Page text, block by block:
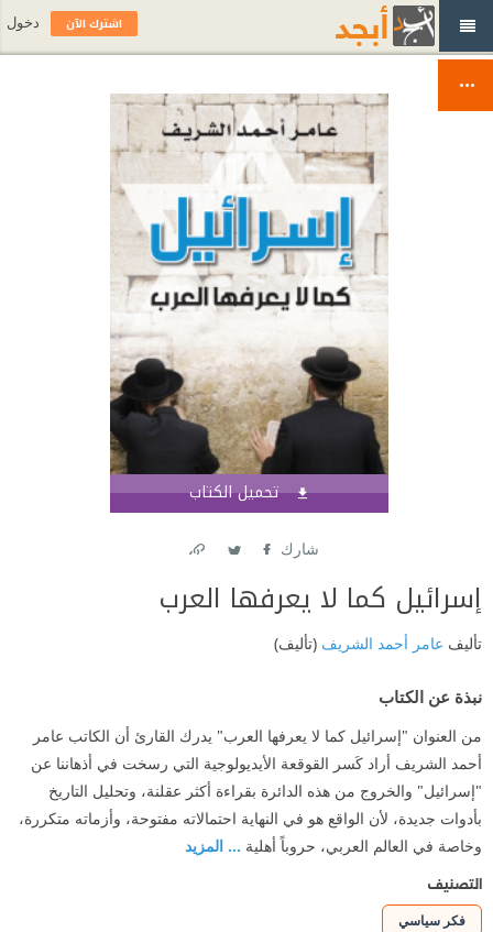
تحميل الكتاب
شارك
إسرائيل كما لا يعرفها العرب
تأليف عامر أحمد الشريف (تأليف)
نبذة عن الكتاب
من العنوان "إسرائيل كما لا يعرفها العرب" يدرك القارئ أن الكاتب عامر
أحمد الشريف أراد كَسر القوقعة الأيديولوجية التي رسخت في أذهاننا عن
"إسرائيل" والخروج من هذه الدائرة بقراءة أكثر عقلنة، وتحليل التاريخ
بأدوات جديدة، لأن الواقع هو في النهاية احتمالاته مفتوحة، وأزماته متكررة،
وخاصة في العالم العربي، حروباً أهلية ... المزيد
التصنيف
فكر سياسي
اشترك الآن دخول